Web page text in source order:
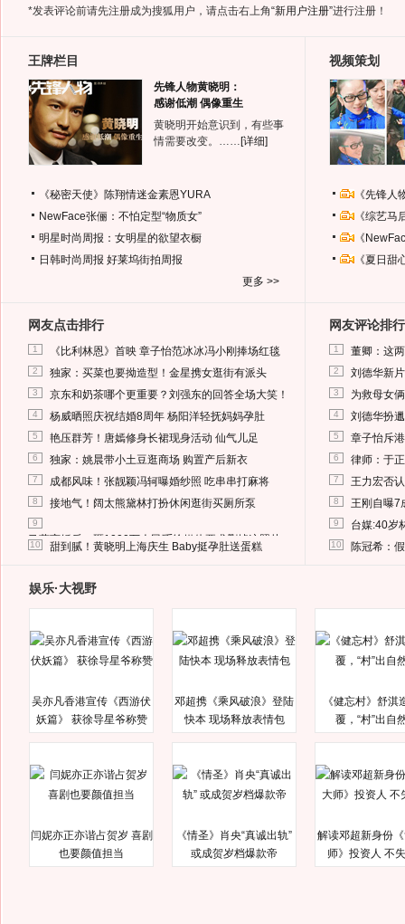
*发表评论前请先注册成为搜狐用户，请点击右上角“新用户注册”进行注册！
王牌栏目
先锋人物黄晓明：
感谢低潮 偶像重生
黄晓明开始意识到，有些事
情需要改变。…… [详细]
《秘密天使》陈翔情迷金素恩YURA
NewFace张俪：不怕定型“物质女”
明星时尚周报：女明星的欲望衣橱
日韩时尚周报 好莱坞街拍周报
更多 >>
视频策划
《先锋
《综艺
《
《夏日
网友点击排行
1 《比利林恩》首映 章子怡范冰冰冯小刚捧场红毯
2 独家：买菜也要拗造型！金星携女逛街有派头
3 京东和奶茶哪个更重要？刘强东的回答全场大笑！
4 杨威晒照庆祝结婚8周年 杨阳洋轻抚妈妈孕肚
5 艳压群芳！唐嫣修身长裙现身活动 仙气儿足
6 独家：姚晨带小土豆逛商场 购置产后新衣
7 成都风味！张靓颖冯轲曝婚纱照 吃串串打麻将
8 接地气！阔太熊黛林打扮休闲逛街买厕所泵
9
马蓉离婚后，砸1000万人民币给媒体要求删掉这照片
10 甜到腻！黄晓明上海庆生 Baby挺孕肚送蛋糕
网友评论排行
1 董卿：这
2 刘德华新
3 为救母女
4 刘德华扮
5 章子怡斥
6 律师：于
7 王力宏否
8 王刚自曝7
9 台媒:40岁
10 陈冠希：
娱乐·大视野
吴亦凡香港宣传《西游伏
妖篇》 获徐导星爷称赞
邓超携《乘风破浪》登陆
快本 现场释放表情包
《健忘村》舒淇
覆，“村”出自
闫妮亦正亦谐占贺岁 喜剧
也要颜值担当
《情圣》肖央“真诚出轨”
或成贺岁档爆款帝
解读邓超新身份
师》投资人 不